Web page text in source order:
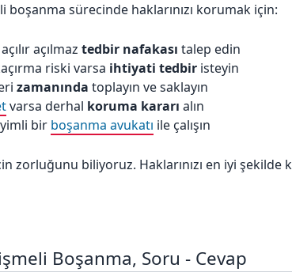
boşanma sürecinde haklarınızı korumak için:
açılmaz tedbir nafakası talep edin
riski varsa ihtiyati tedbir isteyin
zamanında toplayın ve saklayın
varsa derhal koruma kararı alın
bir boşanma avukatı ile çalışın
zorluğunu biliyoruz. Haklarınızı en iyi şekilde
Boşanma, Soru - Cevap